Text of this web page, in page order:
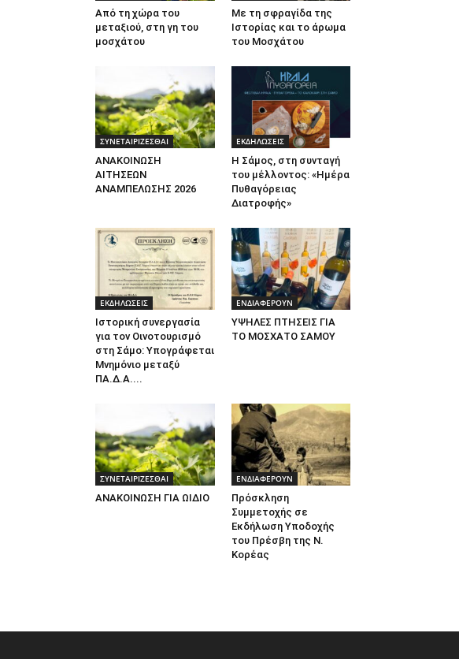
Από τη χώρα του
μεταξιού, στη γη του
μοσχάτου
Με τη σφραγίδα της
Ιστορίας και το άρωμα
του Μοσχάτου
ΣΥΝΕΤΑΙΡΙΖΕΣΘΑΙ
ΑΝΑΚΟΙΝΩΣΗ
ΑΙΤΗΣΕΩΝ
ΑΝΑΜΠΕΛΩΣΗΣ 2026
ΕΚΔΗΛΩΣΕΙΣ
Η Σάμος, στη συνταγή
του μέλλοντος: «Ημέρα
Πυθαγόρειας
Διατροφής»
ΕΚΔΗΛΩΣΕΙΣ
Ιστορική συνεργασία
για τον Οινοτουρισμό
στη Σάμο: Υπογράφεται
Μνημόνιο μεταξύ
ΠΑ.Δ.Α....
ΕΝΔΙΑΦΕΡΟΥΝ
ΥΨΗΛΕΣ ΠΤΗΣΕΙΣ ΓΙΑ
ΤΟ ΜΟΣΧΑΤΟ ΣΑΜΟΥ
ΣΥΝΕΤΑΙΡΙΖΕΣΘΑΙ
ΑΝΑΚΟΙΝΩΣΗ ΓΙΑ ΩΙΔΙΟ
ΕΝΔΙΑΦΕΡΟΥΝ
Πρόσκληση
Συμμετοχής σε
Εκδήλωση Υποδοχής
του Πρέσβη της Ν.
Κορέας